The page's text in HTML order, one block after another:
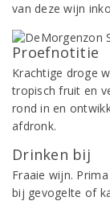
van deze wijn
Proefnotitie
Krachtige droge
tropisch fruit en
rond in en
afdronk.
Drinken bij
Fraaie wijn.
bij gevogelte of